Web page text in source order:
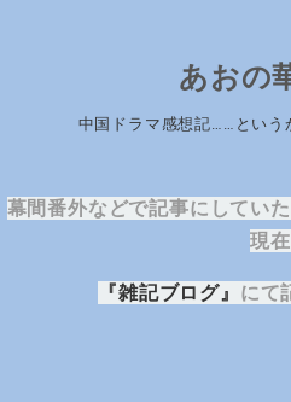
あおの
中国ドラマ感想記……とい
幕間番外などで記事にしてい
現在
『雑記ブログ』 にて